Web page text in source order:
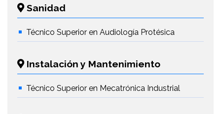
Sanidad
Técnico Superior en Audiología Protésica
Instalación y Mantenimiento
Técnico Superior en Mecatrónica Industrial